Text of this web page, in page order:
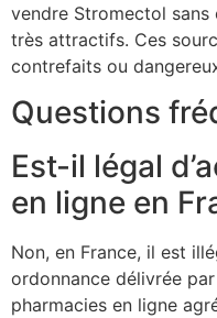
vendre Stromectol
très attractifs. Ces
contrefaits ou
Questions
Est-il légal
en ligne en
Non, en France, il est
ordonnance délivrée
pharmacies en ligne